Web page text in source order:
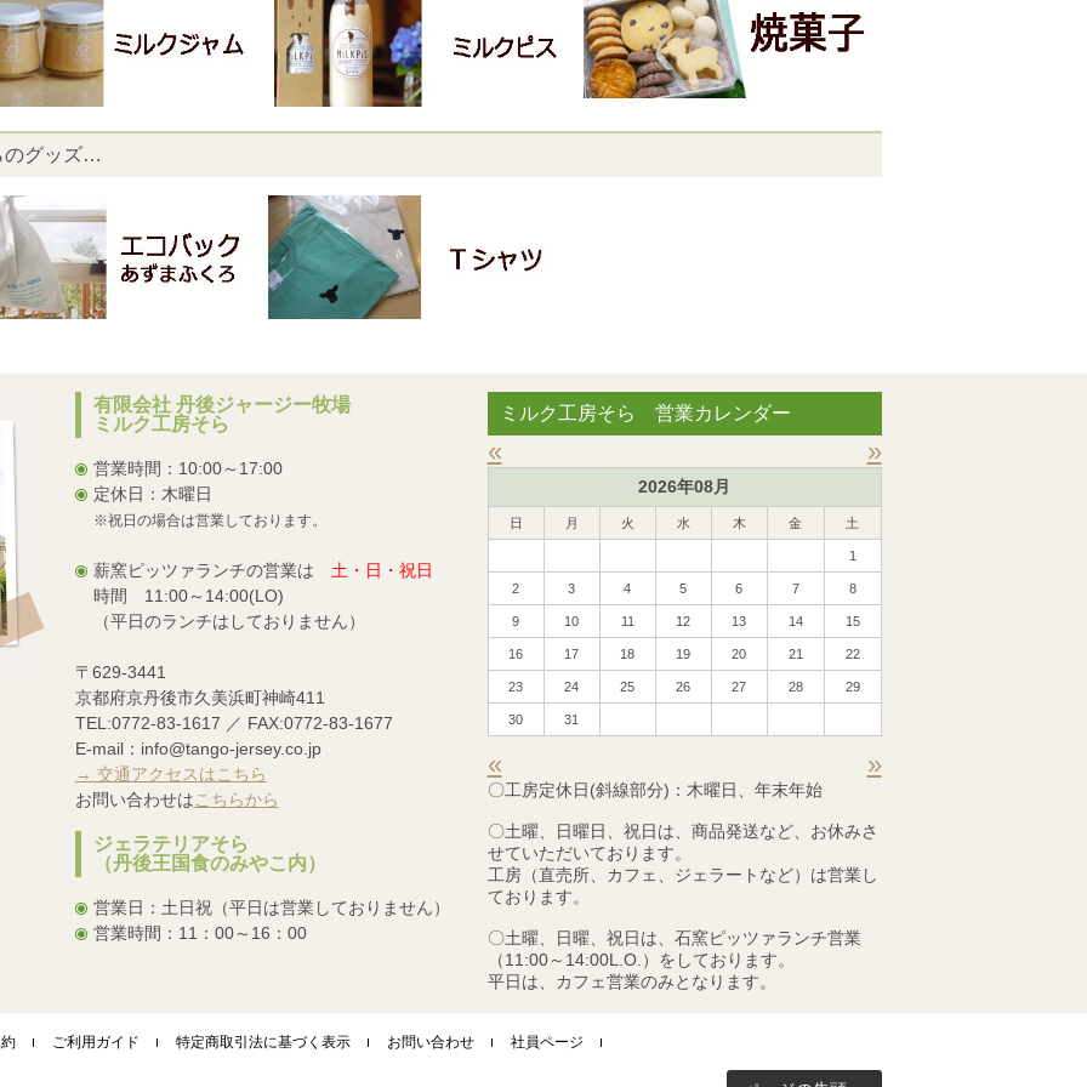
のグッズ…
有限会社 丹後ジャージー牧場
ミルク工房そら
営業時間：10:00～17:00
定休日：木曜日
※祝日の場合は営業しております。
薪窯ピッツァランチの営業は 土・日・祝日
時間 11:00～14:00(LO)
（平日のランチはしておりません）
〒629-3441
京都府京丹後市久美浜町神崎411
TEL:0772-83-1617 ／ FAX:0772-83-1677
E-mail：info@tango-jersey.co.jp
→ 交通アクセスはこちら
お問い合わせは こちらから
ジェラテリアそら
（丹後王国食のみやこ内）
営業日：土日祝（平日は営業しておりません）
営業時間：11：00～16：00
ミルク工房そら 営業カレンダー
« »
2026年08月
日 月 火 水 木 金 土
1
2 3 4 5 6 7 8
9 10 11 12 13 14 15
16 17 18 19 20 21 22
23 24 25 26 27 28 29
30 31
« »
〇工房定休日(斜線部分)：木曜日、年末年始
〇土曜、日曜日、祝日は、商品発送など、お休みさ
せていただいております。
工房（直売所、カフェ、ジェラートなど）は営業し
ております。
〇土曜、日曜、祝日は、石窯ピッツァランチ営業
（11:00～14:00L.O.）をしております。
平日は、カフェ営業のみとなります。
ご利用ガイド 特定商取引法に基づく表示 お問い合わせ 社員ページ